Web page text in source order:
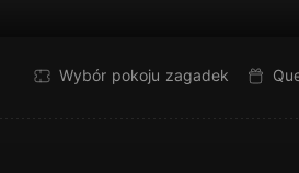
Wybór pokoju zagadek